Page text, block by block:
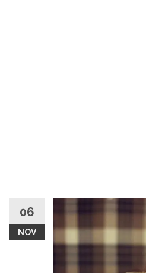
06
NOV